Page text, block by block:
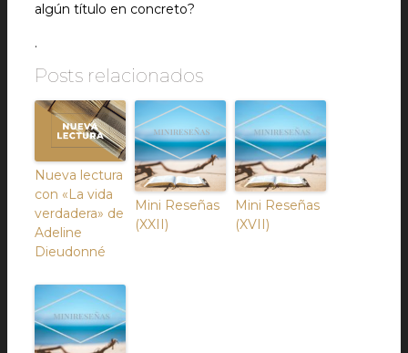
algún título en concreto?
.
Posts relacionados
Nueva lectura
con «La vida
verdadera» de
Adeline
Dieudonné
Mini Reseñas
(XXII)
Mini Reseñas
(XVII)